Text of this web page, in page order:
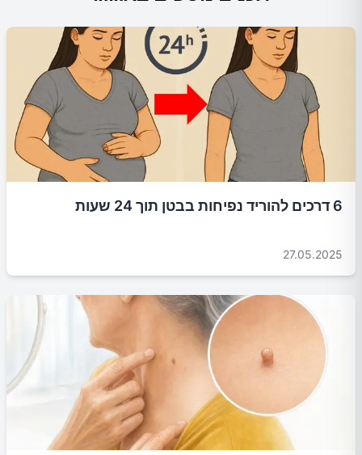
6 דרכים להוריד נפיחות בבטן תוך 24 שעות
27.05.2025